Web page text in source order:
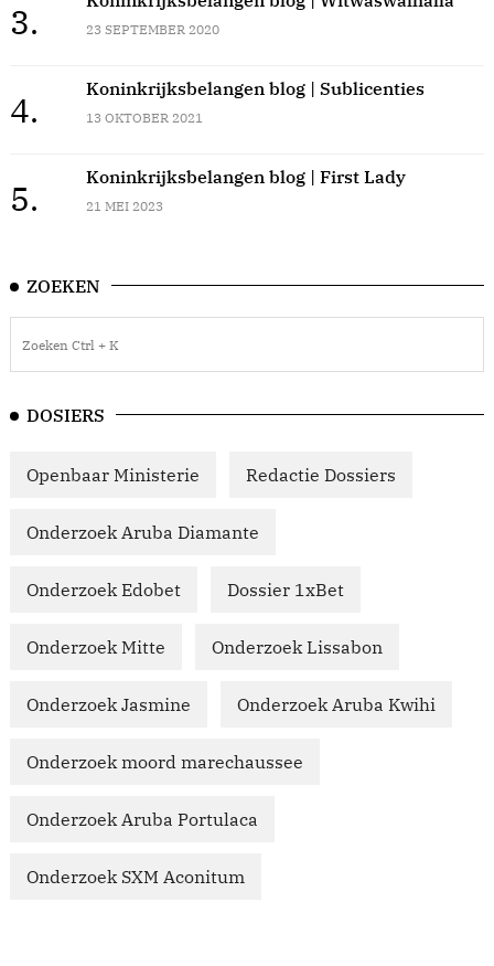
3. 23 SEPTEMBER 2020
4.
Koninkrijksbelangen blog | Sublicenties
13 OKTOBER 2021
5.
Koninkrijksbelangen blog | First Lady
21 MEI 2023
ZOEKEN
DOSIERS
Openbaar Ministerie Redactie Dossiers
Onderzoek Aruba Diamante
Onderzoek Edobet Dossier 1xBet
Onderzoek Mitte Onderzoek Lissabon
Onderzoek Jasmine Onderzoek Aruba Kwihi
Onderzoek moord marechaussee
Onderzoek Aruba Portulaca
Onderzoek SXM Aconitum